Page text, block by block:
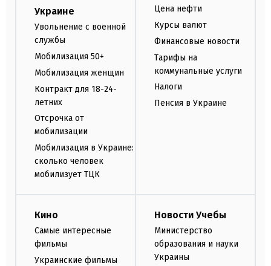
Украине
Увольнение с военной
службы
Мобилизация 50+
Мобилизация женщин
Контракт для 18-24-
летних
Отсрочка от
мобилизации
Мобилизация в Украине:
сколько человек
мобилизует ТЦК
Цена нефти
Курсы валют
Финансовые новости
Тарифы на
коммунальные услуги
Налоги
Пенсия в Украине
Кино
Самые интересные
фильмы
Украинские фильмы
Новости Учебы
Министерство
образования и науки
Украины